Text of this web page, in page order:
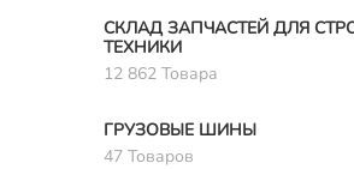
СКЛАД ЗАПЧАСТЕЙ ДЛЯ
ТЕХНИКИ
12 862 Товара
ГРУЗОВЫЕ ШИНЫ
47 Товаров